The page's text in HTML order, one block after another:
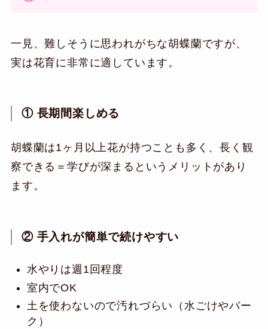
一見、難しそうに思われがちな胡蝶蘭ですが、
実は花育に非常に適しています。
① 長期間楽しめる
胡蝶蘭は1ヶ月以上花が持つことも多く、長く観
察できる＝学びが深まるというメリットがあり
ます。
② 手入れが簡単で続けやすい
水やりは週1回程度
室内でOK
土を使わないので汚れづらい（水ごけやバー
ク）